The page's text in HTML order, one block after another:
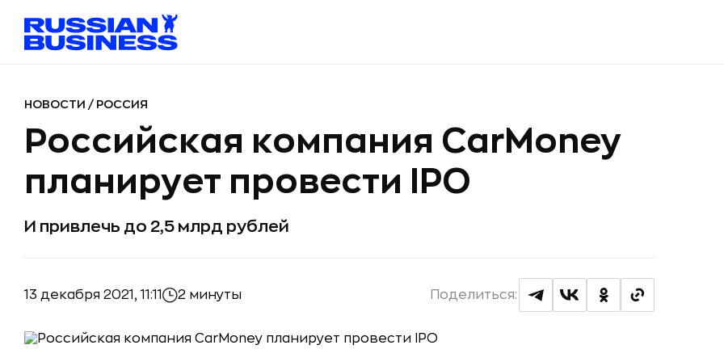
НОВОСТИ / РОССИЯ
Российская компания CarMoney
планирует провести IPO
И привлечь до 2,5 млрд рублей
13 декабря 2021, 11:11 2 минуты Поделиться: